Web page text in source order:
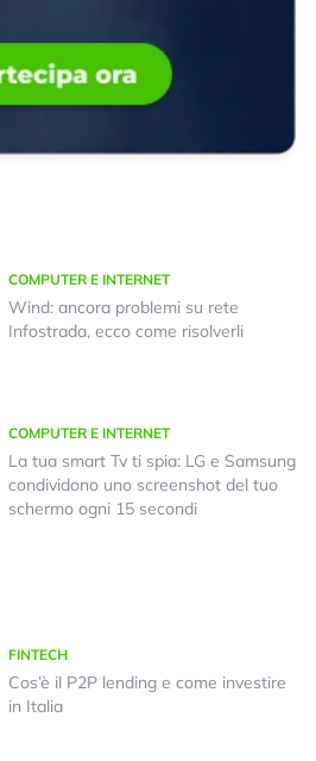
COMPUTER E INTERNET
Wind: ancora problemi su rete
Infostrada, ecco come risolverli
COMPUTER E INTERNET
La tua smart Tv ti spia: LG e Samsung
condividono uno screenshot del tuo
schermo ogni 15 secondi
FINTECH
Cos’è il P2P lending e come investire
in Italia